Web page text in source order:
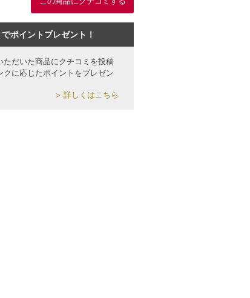
ポイントプレゼント！
ただいた商品にクチコミを投稿
クに応じたポイントをプレゼン
詳しくはこちら